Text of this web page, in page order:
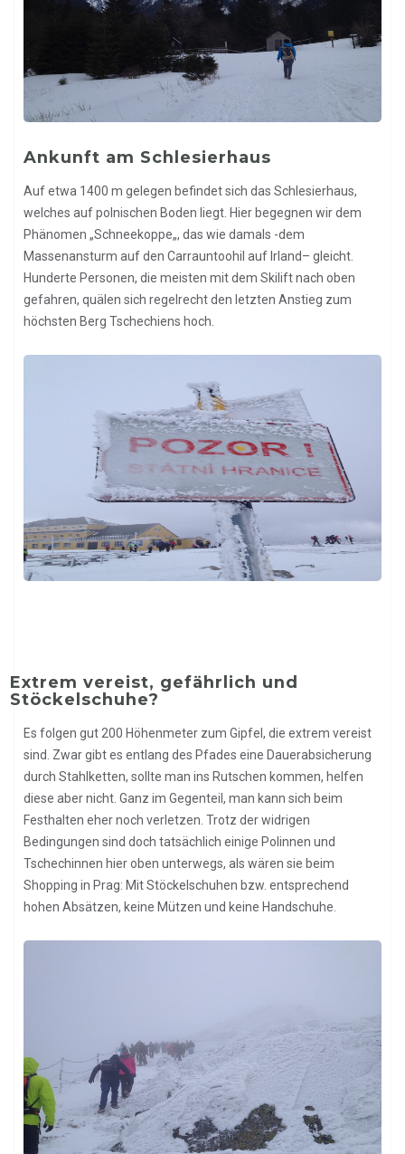
Ankunft am Schlesierhaus
Auf etwa 1400 m gelegen befindet sich das Schlesierhaus,
welches auf polnischen Boden liegt. Hier begegnen wir dem
Phänomen „Schneekoppe„, das wie damals -dem
Massenansturm auf den Carrauntoohil auf Irland– gleicht.
Hunderte Personen, die meisten mit dem Skilift nach oben
gefahren, quälen sich regelrecht den letzten Anstieg zum
höchsten Berg Tschechiens hoch.
Extrem vereist, gefährlich und
Stöckelschuhe?
Es folgen gut 200 Höhenmeter zum Gipfel, die extrem vereist
sind. Zwar gibt es entlang des Pfades eine Dauerabsicherung
durch Stahlketten, sollte man ins Rutschen kommen, helfen
diese aber nicht. Ganz im Gegenteil, man kann sich beim
Festhalten eher noch verletzen. Trotz der widrigen
Bedingungen sind doch tatsächlich einige Polinnen und
Tschechinnen hier oben unterwegs, als wären sie beim
Shopping in Prag: Mit Stöckelschuhen bzw. entsprechend
hohen Absätzen, keine Mützen und keine Handschuhe.